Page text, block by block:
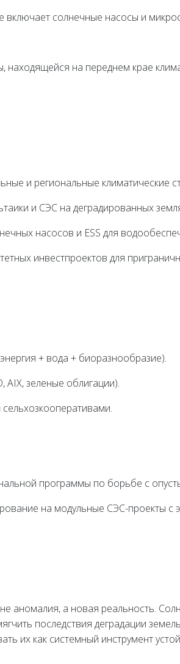
включает солнечные насосы и
находящейся на переднем крае
и региональные климатические
и СЭС на деградированных
насосов и ESS для
инвестпроектов для
+ вода + биоразнообразие).
AIX, зеленые облигации).
программы по борьбе с
на модульные СЭС-проекты с
аномалия, а новая реальность.
последствия деградации
их как системный инструмент